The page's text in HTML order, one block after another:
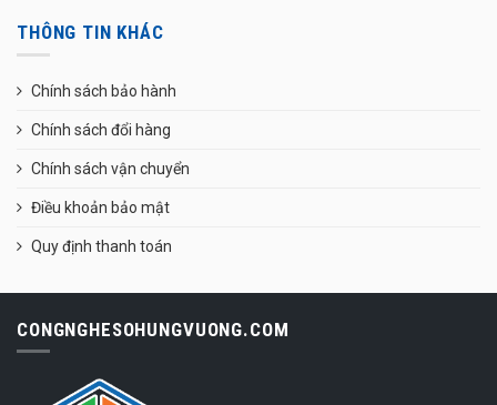
THÔNG TIN KHÁC
Chính sách bảo hành
Chính sách đổi hàng
Chính sách vận chuyển
Điều khoản bảo mật
Quy định thanh toán
CONGNGHESOHUNGVUONG.COM